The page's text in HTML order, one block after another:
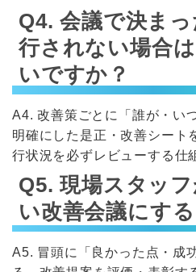
Q4. 会議で決ま
行されない場合
いですか？
A4. 改善策ごとに「誰が・い
明確にした是正・改善シート
行状況を必ずレビューする仕
Q5. 現場スタッ
い改善会議にす
A5. 冒頭に「良かった点・成